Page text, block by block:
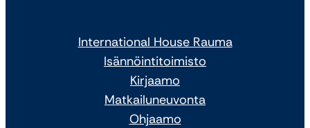
International House Rauma
Isännöintitoimisto
Kirjaamo
Matkailuneuvonta
Ohjaamo